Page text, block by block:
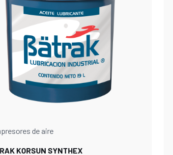
de aire
KORSUN SYNTHEX